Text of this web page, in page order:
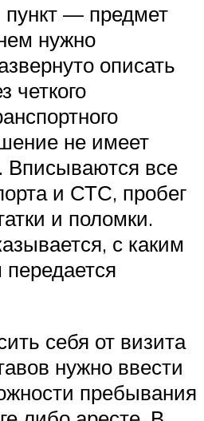
— предмет
нужно
описать
четкого
не имеет
Вписываются все
и СТС, пробег
и поломки.
с каким
себя от визита
нужно ввести
пребывания